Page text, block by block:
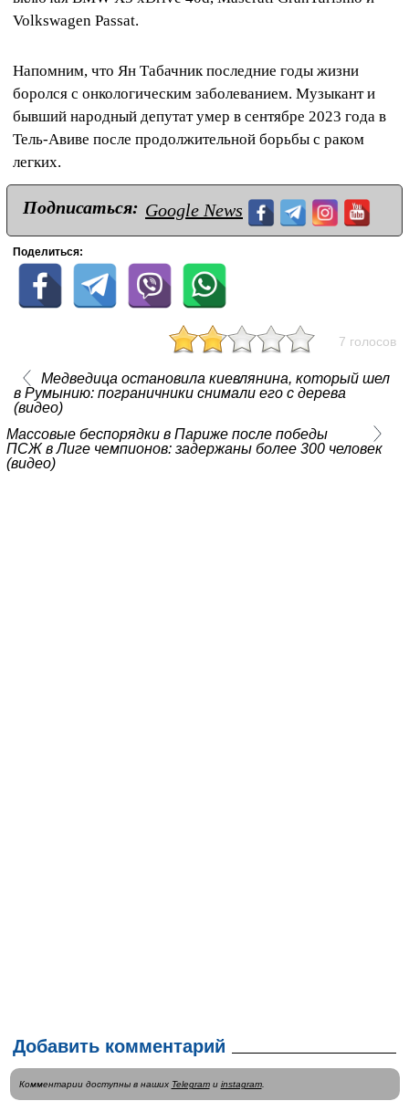
Volkswagen Passat.
Напомним, что Ян Табачник последние годы жизни
боролся с онкологическим заболеванием. Музыкант и
бывший народный депутат умер в сентябре 2023 года в
Тель-Авиве после продолжительной борьбы с раком
легких.
Подписаться: Google News
Поделиться:
7 голосов
Медведица остановила киевлянина, который шел
в Румынию: пограничники снимали его с дерева
(видео)
Массовые беспорядки в Париже после победы
ПСЖ в Лиге чемпионов: задержаны более 300 человек
(видео)
Добавить комментарий
Комментарии доступны в наших Telegramи instagram.